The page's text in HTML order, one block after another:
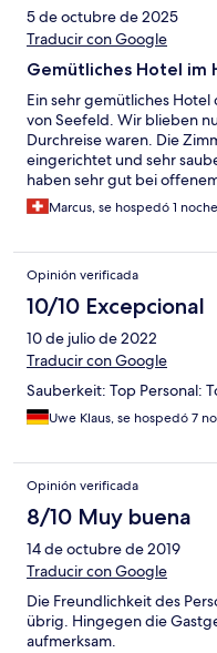
5 de octubre de 2025
Traducir con Google
Gemütliches Hotel im
Ein sehr gemütliches
von Seefeld. Wir blieben
Durchreise waren. Die
eingerichtet und sehr
haben sehr gut bei
ruhig. Das
reichhaltigen Eindruck, auf
"minderwertig", der
Billigwaren aus dem
Marcus, se hospedó 1 noche
Opinión verificada
10/10 Excepcional
10 de julio de 2022
Traducir con Google
Sauberkeit: Top Personal:
Uwe Klaus, se hospedó 7
Opinión verificada
8/10 Muy buena
14 de octubre de 2019
Traducir con Google
Die Freundlichkeit des
übrig. Hingegen die
aufmerksam.